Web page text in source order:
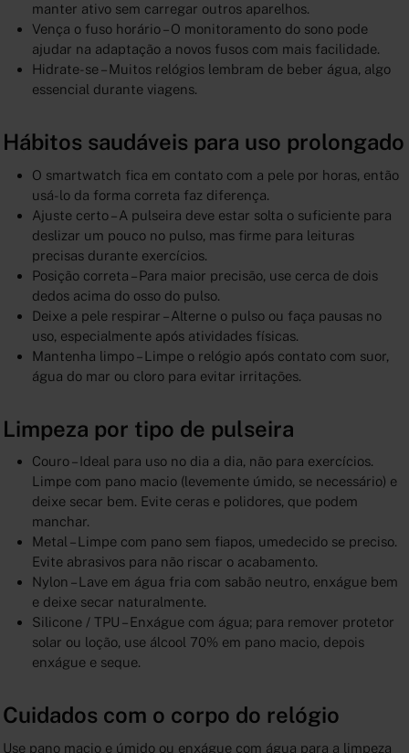
manter ativo sem carregar outros aparelhos.
Vença o fuso horário – O monitoramento do sono pode
ajudar na adaptação a novos fusos com mais facilidade.
Hidrate-se – Muitos relógios lembram de beber água, algo
essencial durante viagens.
Hábitos saudáveis para uso prolongado
O smartwatch fica em contato com a pele por horas, então
usá-lo da forma correta faz diferença.
Ajuste certo – A pulseira deve estar solta o suficiente para
deslizar um pouco no pulso, mas firme para leituras
precisas durante exercícios.
Posição correta – Para maior precisão, use cerca de dois
dedos acima do osso do pulso.
Deixe a pele respirar – Alterne o pulso ou faça pausas no
uso, especialmente após atividades físicas.
Mantenha limpo – Limpe o relógio após contato com suor,
água do mar ou cloro para evitar irritações.
Limpeza por tipo de pulseira
Couro – Ideal para uso no dia a dia, não para exercícios.
Limpe com pano macio (levemente úmido, se necessário) e
deixe secar bem. Evite ceras e polidores, que podem
manchar.
Metal – Limpe com pano sem fiapos, umedecido se preciso.
Evite abrasivos para não riscar o acabamento.
Nylon – Lave em água fria com sabão neutro, enxágue bem
e deixe secar naturalmente.
Silicone / TPU – Enxágue com água; para remover protetor
solar ou loção, use álcool 70% em pano macio, depois
enxágue e seque.
Cuidados com o corpo do relógio
Use pano macio e úmido ou enxágue com água para a limpeza